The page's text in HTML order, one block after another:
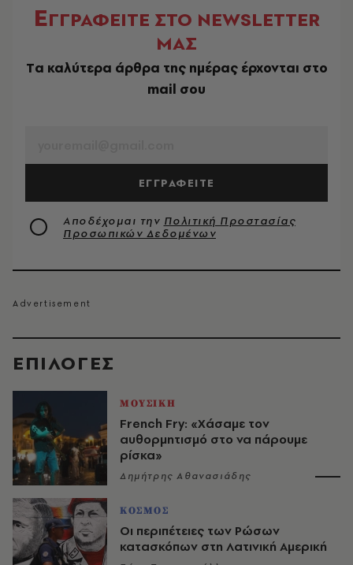
EΠΙΛΟΓΈΣ
ΜΟΥΣΙΚΗ
French Fry: «Χάσαμε τον
αυθορμητισμό στο να πάρουμε
ρίσκα»
Δημήτρης Αθανασιάδης
ΚΟΣΜΟΣ
Οι περιπέτειες των Ρώσων
κατασκόπων στη Λατινική Αμερική
ΕΓΓΡΑΦΕΙΤΕ ΣΤΟ NEWSLETTER
ΜΑΣ
Tα καλύτερα άρθρα της ημέρας έρχονται στο
mail σου
ΕΓΓΡΑΦΕΙΤΕ
Αποδέχομαι την Πολιτική Προστασίας
Προσωπικών Δεδομένων